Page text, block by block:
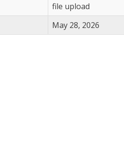
file upload
May 28, 2026